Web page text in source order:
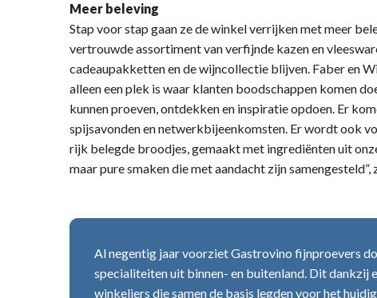
Meer beleving
Stap voor stap gaan ze de winkel verrijken met meer
vertrouwde assortiment van verfijnde kazen en
cadeaupakketten en de wijncollectie blijven. Faber en
alleen een plek is waar klanten boodschappen komen
kunnen proeven, ontdekken en inspiratie opdoen. Er
spijsavonden en netwerkbijeenkomsten. Er wordt ook
rijk belegde broodjes, gemaakt met ingrediënten uit
maar pure smaken die met aandacht zijn samengesteld”,
Al negentig jaar voorziet Gastrovino fijnproevers
specialiteiten uit binnen- en buitenland. Dit dankzij
winkeliers die samen de basis legden voor het